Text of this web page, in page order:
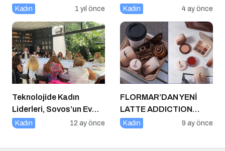
Kadın 1 yıl önce Kadın 4 ay önce
Teknolojide Kadın
Liderleri, Sovos’un Ev
Sahipliğinde Bir Araya
Kadın 12 ay önce
FLORMAR’DAN YENİ
LATTE ADDICTION
KOLEKSİYONU:
Kadın 9 ay önce